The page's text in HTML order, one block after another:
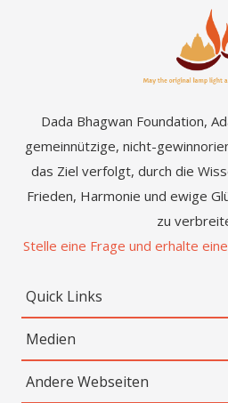
Dada Bhagwan Foundation,
gemeinnützige, nicht-
das Ziel verfolgt, durch die
Frieden, Harmonie und ewige
zu
Stelle eine Frage und erhalte
Quick Links
Medien
Andere Webseiten